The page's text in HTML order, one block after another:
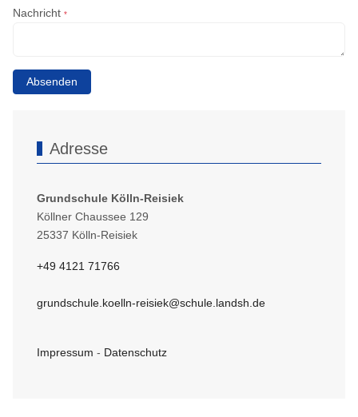
Nachricht*
Absenden
Adresse
Grundschule Kölln-Reisiek
Köllner Chaussee 129
25337 Kölln-Reisiek
+49 4121 71766
grundschule.koelln-reisiek@schule.landsh.de
Impressum - Datenschutz